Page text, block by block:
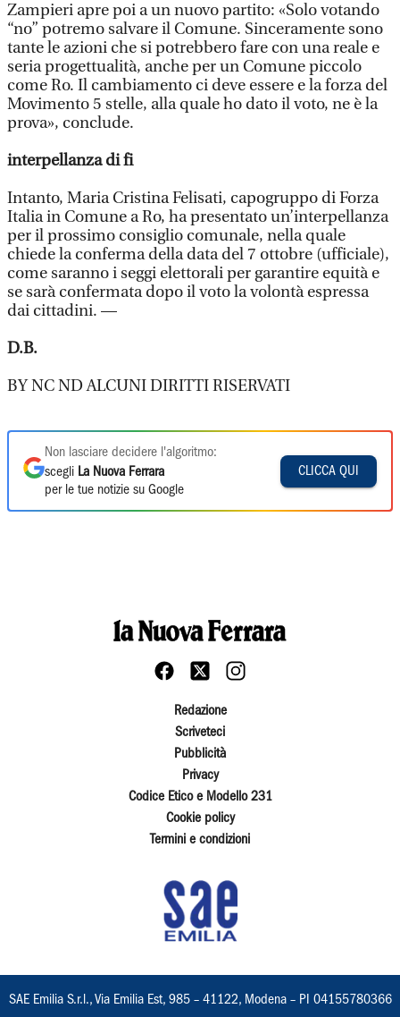
Zampieri apre poi a un nuovo partito: «Solo votando
“no” potremo salvare il Comune. Sinceramente sono
tante le azioni che si potrebbero fare con una reale e
seria progettualità, anche per un Comune piccolo
come Ro. Il cambiamento ci deve essere e la forza del
Movimento 5 stelle, alla quale ho dato il voto, ne è la
prova», conclude.
interpellanza di fi
Intanto, Maria Cristina Felisati, capogruppo di Forza
Italia in Comune a Ro, ha presentato un’interpellanza
per il prossimo consiglio comunale, nella quale
chiede la conferma della data del 7 ottobre (ufficiale),
come saranno i seggi elettorali per garantire equità e
se sarà confermata dopo il voto la volontà espressa
dai cittadini. —
D.B.
BY NC ND ALCUNI DIRITTI RISERVATI
Non lasciare decidere l'algoritmo:
scegli La Nuova Ferrara
per le tue notizie su Google
CLICCA QUI
Redazione
Scriveteci
Pubblicità
Privacy
Codice Etico e Modello 231
Cookie policy
Termini e condizioni
SAE Emilia S.r.l., Via Emilia Est, 985 – 41122, Modena – PI 04155780366